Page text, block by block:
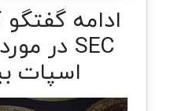
ادامه
اسپات